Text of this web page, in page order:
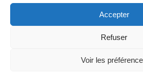
Accepter
Refuser
Voir les
Suivez-nous sur
Site